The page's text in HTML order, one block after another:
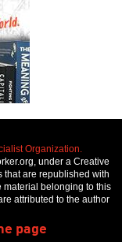
Organization.
under a Creative
that are republished with
material belonging to this
attributed to the author
page